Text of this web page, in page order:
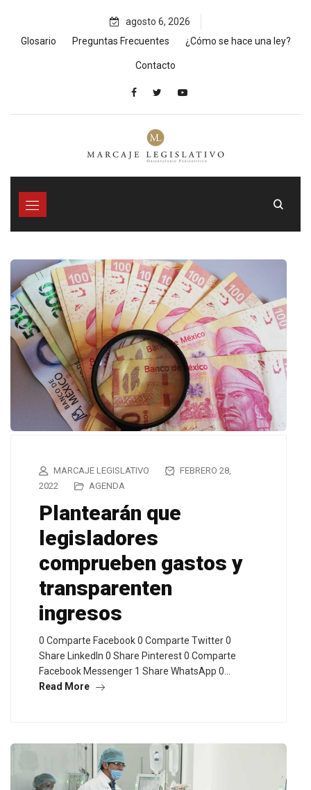
content
agosto 6, 2026
Glosario
Preguntas Frecuentes ¿Cómo se hace una ley?
Contacto
MARCAJE LEGISLATIVO
FEBRERO 28,
2022
AGENDA
Plantearán que
legisladores
comprueben gastos y
transparenten
ingresos
0 Comparte Facebook 0 Comparte Twitter 0
Share LinkedIn 0 Share Pinterest 0 Comparte
Facebook Messenger 1 Share WhatsApp 0…
Read More